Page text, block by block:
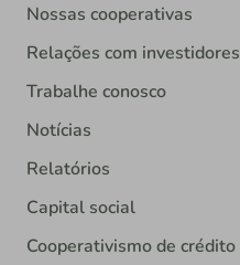
Nossas cooperativas
Relações com investidores
Trabalhe conosco
Notícias
Relatórios
Capital social
Cooperativismo de crédito